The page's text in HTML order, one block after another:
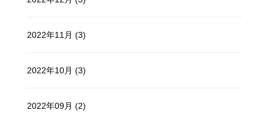
2022年11月 (3)
2022年10月 (3)
2022年09月 (2)